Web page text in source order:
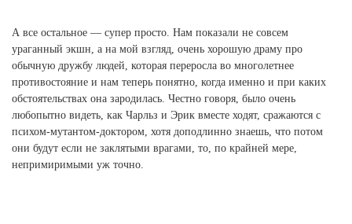
А все остальное — супер просто. Нам показали не совсем
ураганный экшн, а на мой взгляд, очень хорошую драму про
обычную дружбу людей, которая переросла во многолетнее
противостояние и нам теперь понятно, когда именно и при каких
обстоятельствах она зародилась. Честно говоря, было очень
любопытно видеть, как Чарльз и Эрик вместе ходят, сражаются с
психом-мутантом-доктором, хотя доподлинно знаешь, что потом
они будут если не заклятыми врагами, то, по крайней мере,
непримиримыми уж точно.